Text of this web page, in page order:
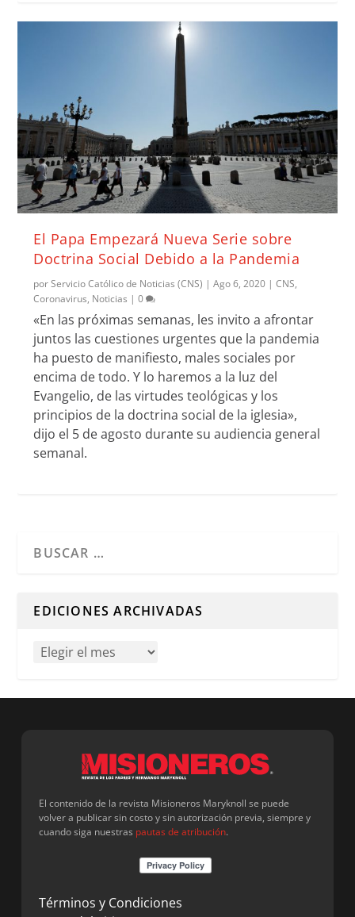
El Papa Empezará Nueva Serie sobre
Doctrina Social Debido a la Pandemia
porServicio Católico de Noticias (CNS) |Ago 6, 2020 |CNS,
Coronavirus, Noticias |0
«En las próximas semanas, les invito a afrontar
juntos las cuestiones urgentes que la pandemia
ha puesto de manifiesto, males sociales por
encima de todo. Y lo haremos a la luz del
Evangelio, de las virtudes teológicas y los
principios de la doctrina social de la iglesia»,
dijo el 5 de agosto durante su audiencia general
semanal.
EDICIONES ARCHIVADAS
El contenido de la revista Misioneros Maryknoll se puede
volver a publicar sin costo y sin autorización previa, siempre y
cuando siga nuestras pautas de atribución.
Términos y Condiciones